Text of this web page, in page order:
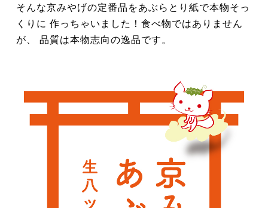
そんな京みやげの定番品をあぶらとり紙で本物そっ
くりに 作っちゃいました！食べ物ではありません
が、 品質は本物志向の逸品です。